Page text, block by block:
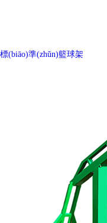
標(biāo)準(zhǔn)籃球架